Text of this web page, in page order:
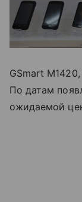
GSmart
По датам
ожидаемой